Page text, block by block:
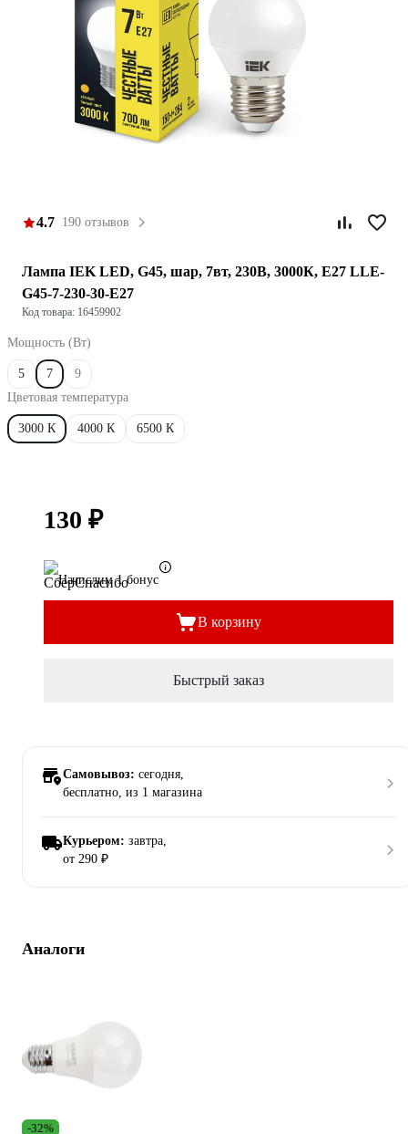
4.7 190 отзывов
Лампа IEK LED, G45, шар, 7вт, 230В, 3000К, E27 LLE-
G45-7-230-30-E27
Код товара: 16459902
Мощность (Вт)
5 7
9
Цветовая температура
3000 К 4000 К 6500 К
130 ₽
Начислим 1 бонус
В корзину
Быстрый заказ
Самовывоз: сегодня,
бесплатно, из 1 магазина
Курьером: завтра,
от 290 ₽
Аналоги
-32%